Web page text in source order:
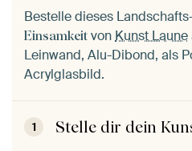
Bestelle dieses
Einsamkeit von Kunst Laune
Leinwand, Alu-Dibond, als
Acrylglasbild.
1 Stelle dir dein